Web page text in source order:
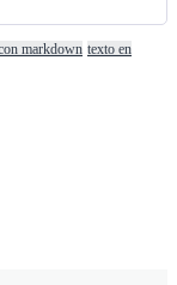
markdown texto en